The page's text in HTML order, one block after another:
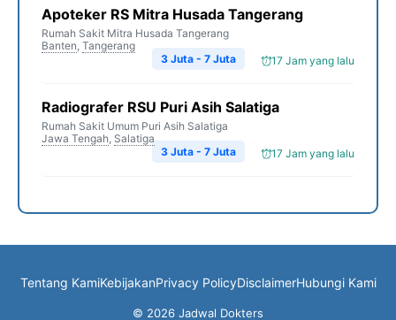
Apoteker RS Mitra Husada Tangerang
Rumah Sakit Mitra Husada Tangerang
Banten, Tangerang
17 Jam yang lalu
3 Juta - 7 Juta
Radiografer RSU Puri Asih Salatiga
Rumah Sakit Umum Puri Asih Salatiga
Jawa Tengah, Salatiga
17 Jam yang lalu
3 Juta - 7 Juta
Tentang KamiKebijakanPrivacy PolicyDisclaimerHubungi Kami
© 2026 Jadwal Dokters